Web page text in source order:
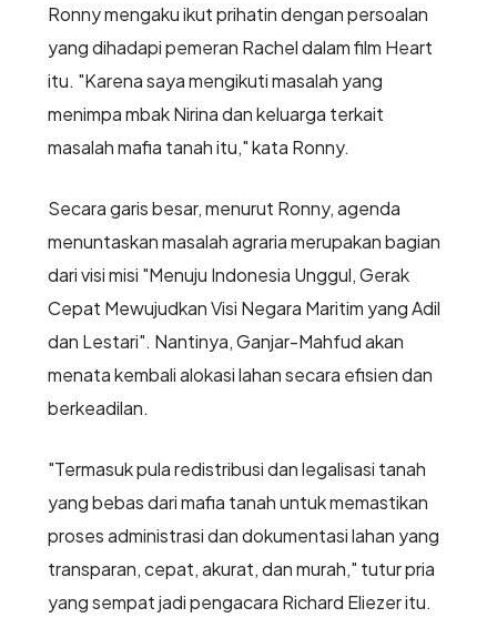
Ronny mengaku ikut prihatin dengan persoalan
yang dihadapi pemeran Rachel dalam film Heart
itu. "Karena saya mengikuti masalah yang
menimpa mbak Nirina dan keluarga terkait
masalah mafia tanah itu," kata Ronny.
Secara garis besar, menurut Ronny, agenda
menuntaskan masalah agraria merupakan bagian
dari visi misi "Menuju Indonesia Unggul, Gerak
Cepat Mewujudkan Visi Negara Maritim yang Adil
dan Lestari". Nantinya, Ganjar-Mahfud akan
menata kembali alokasi lahan secara efisien dan
berkeadilan.
"Termasuk pula redistribusi dan legalisasi tanah
yang bebas dari mafia tanah untuk memastikan
proses administrasi dan dokumentasi lahan yang
transparan, cepat, akurat, dan murah," tutur pria
yang sempat jadi pengacara Richard Eliezer itu.